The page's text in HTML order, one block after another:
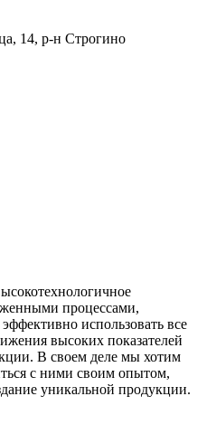
14, р-н Строгино
процессами,
использовать все
высоких показателей
В своем деле мы хотим
с ними своим опытом,
уникальной продукции.